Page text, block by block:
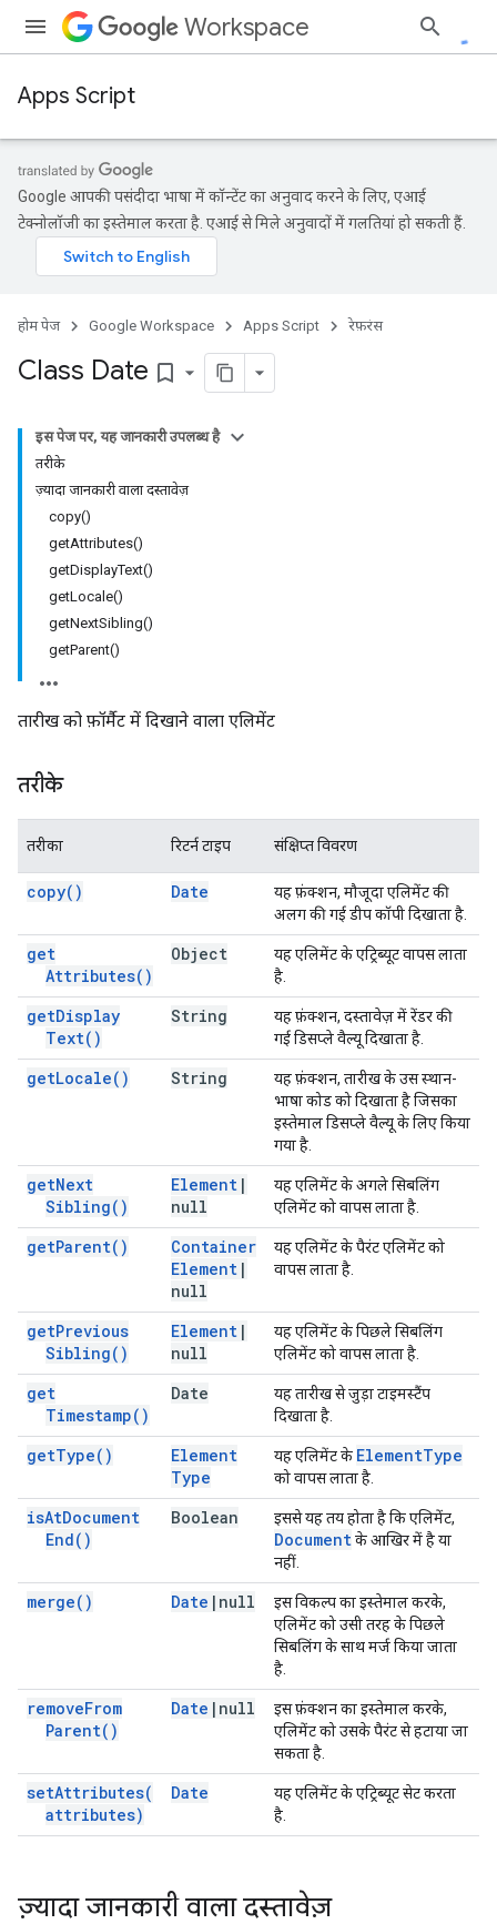
Workspace
Apps Script
Google आपकी पसंदीदा भाषा में कॉन्टेंट का अनुवाद करने के लिए, एआई
टेक्नोलॉजी का इस्तेमाल करता है. एआई से मिले अनुवादों में गलतियां हो सकती हैं.
होम पेज Google Workspace Apps Script रेफ़रंस
Class Date bookmark_border
इस पेज पर, यह जानकारी उपलब्ध है
तरीके
ज़्यादा जानकारी वाला दस्तावेज़
copy()
getAttributes()
getDisplayText()
getLocale()
getNextSibling()
getParent()
तारीख को फ़ॉर्मैट में दिखाने वाला एलिमेंट
तरीके
तरीका रिटर्न टाइप संक्षिप्त विवरण
copy( ) Date
यह फ़ंक्शन, मौजूदा एलिमेंट की
अलग की गई डीप कॉपी दिखाता है.
get
Attributes( )
Object
यह एलिमेंट के एट्रिब्यूट वापस लाता
है.
getDisplay
Text( )
String
यह फ़ंक्शन, दस्तावेज़ में रेंडर की
गई डिसप्ले वैल्यू दिखाता है.
getLocale( ) String
यह फ़ंक्शन, तारीख के उस स्थान-
भाषा कोड को दिखाता है जिसका
इस्तेमाल डिसप्ले वैल्यू के लिए किया
गया है.
getNext
Sibling( )
Element |
null
यह एलिमेंट के अगले सिबलिंग
एलिमेंट को वापस लाता है.
getParent( )
Container
Element |
null
यह एलिमेंट के पैरंट एलिमेंट को
वापस लाता है.
getPrevious
Sibling( )
Element |
null
यह एलिमेंट के पिछले सिबलिंग
एलिमेंट को वापस लाता है.
get
Timestamp( )
Date
यह तारीख से जुड़ा टाइमस्टैंप
दिखाता है.
getType( )
Element
Type
यह एलिमेंट के ElementType
को वापस लाता है.
isAtDocument
End( )
Boolean इससे यह तय होता है कि एलिमेंट,
Documentके आखिर में है या
नहीं.
merge( ) Date | null
इस विकल्प का इस्तेमाल करके,
एलिमेंट को उसी तरह के पिछले
सिबलिंग के साथ मर्ज किया जाता
है.
removeFrom
Parent( )
Date | null
इस फ़ंक्शन का इस्तेमाल करके,
एलिमेंट को उसके पैरंट से हटाया जा
सकता है.
setAttributes(
attributes)
Date
यह एलिमेंट के एट्रिब्यूट सेट करता
है.
ज़्यादा जानकारी वाला दस्तावेज़